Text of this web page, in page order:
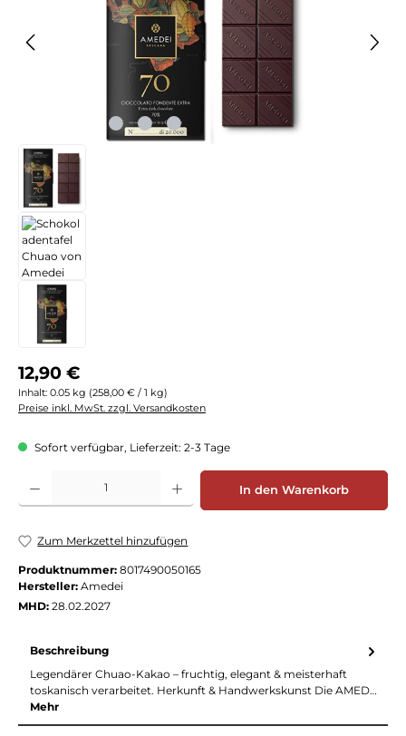
Regulärer Preis:
12,90 €
Inhalt: 0.05 kg (258,00 € / 1 kg)
Preise inkl. MwSt. zzgl. Versandkosten
Sofort verfügbar, Lieferzeit: 2-3 Tage
Produkt Anzahl: Gib den gewünschten Wert ein oder benutze die
In den Warenkorb
Zum Merkzettel hinzufügen
Produktnummer: 8017490050165
Hersteller: Amedei
MHD: 28.02.2027
Beschreibung
Legendärer Chuao-Kakao – fruchtig, elegant & meisterhaft
toskanisch verarbeitet. Herkunft & Handwerkskunst Die AMED…
Mehr